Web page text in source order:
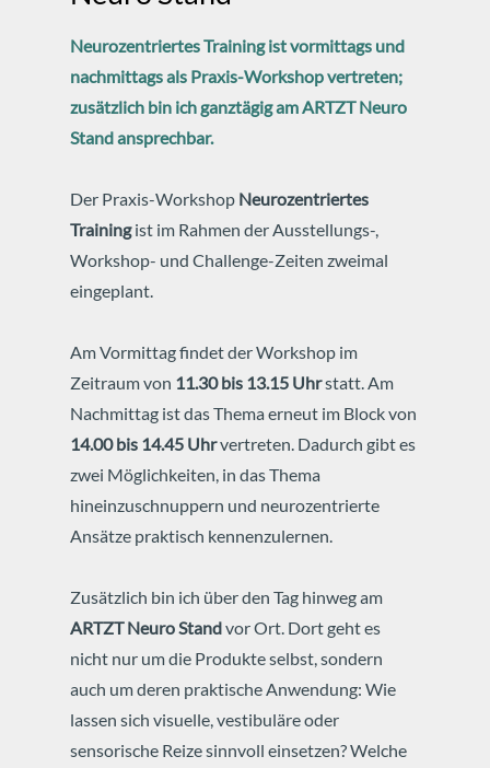
Neurozentriertes Training ist vormittags und
nachmittags als Praxis-Workshop vertreten;
zusätzlich bin ich ganztägig am ARTZT Neuro
Stand ansprechbar.
Der Praxis-Workshop Neurozentriertes
Trainingist im Rahmen der Ausstellungs-,
Workshop- und Challenge-Zeiten zweimal
eingeplant.
Am Vormittag findet der Workshop im
Zeitraum von 11.30 bis 13.15 Uhrstatt. Am
Nachmittag ist das Thema erneut im Block von
14.00 bis 14.45 Uhrvertreten. Dadurch gibt es
zwei Möglichkeiten, in das Thema
hineinzuschnuppern und neurozentrierte
Ansätze praktisch kennenzulernen.
Zusätzlich bin ich über den Tag hinweg am
ARTZT Neuro Standvor Ort. Dort geht es
nicht nur um die Produkte selbst, sondern
auch um deren praktische Anwendung: Wie
lassen sich visuelle, vestibuläre oder
sensorische Reize sinnvoll einsetzen? Welche